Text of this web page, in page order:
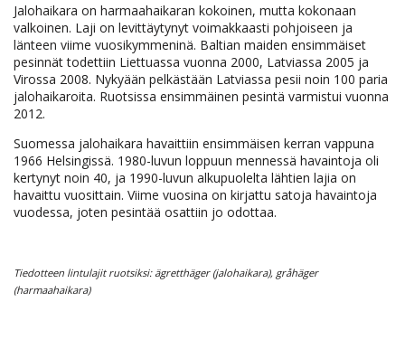
Jalohaikara on harmaahaikaran kokoinen, mutta kokonaan
valkoinen. Laji on levittäytynyt voimakkaasti pohjoiseen ja
länteen viime vuosikymmeninä. Baltian maiden ensimmäiset
pesinnät todettiin Liettuassa vuonna 2000, Latviassa 2005 ja
Virossa 2008. Nykyään pelkästään Latviassa pesii noin 100 paria
jalohaikaroita. Ruotsissa ensimmäinen pesintä varmistui vuonna
2012.
Suomessa jalohaikara havaittiin ensimmäisen kerran vappuna
1966 Helsingissä. 1980-luvun loppuun mennessä havaintoja oli
kertynyt noin 40, ja 1990-luvun alkupuolelta lähtien lajia on
havaittu vuosittain. Viime vuosina on kirjattu satoja havaintoja
vuodessa, joten pesintää osattiin jo odottaa.
Tiedotteen lintulajit ruotsiksi: ägretthäger (jalohaikara), gråhäger
(harmaahaikara)